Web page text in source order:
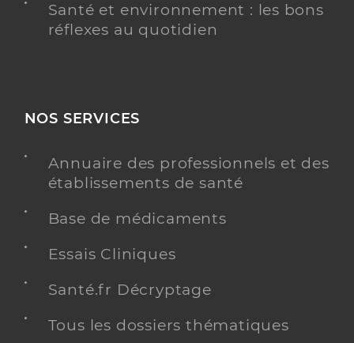
Santé et environnement : les bons
réflexes au quotidien
NOS SERVICES
Annuaire des professionnels et des
établissements de santé
Base de médicaments
Essais Cliniques
Santé.fr Décryptage
Tous les dossiers thématiques